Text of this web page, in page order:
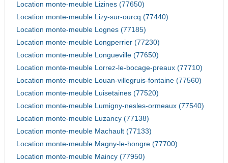
Location monte-meuble Lizines (77650)
Location monte-meuble Lizy-sur-ourcq (77440)
Location monte-meuble Lognes (77185)
Location monte-meuble Longperrier (77230)
Location monte-meuble Longueville (77650)
Location monte-meuble Lorrez-le-bocage-preaux (77710)
Location monte-meuble Louan-villegruis-fontaine (77560)
Location monte-meuble Luisetaines (77520)
Location monte-meuble Lumigny-nesles-ormeaux (77540)
Location monte-meuble Luzancy (77138)
Location monte-meuble Machault (77133)
Location monte-meuble Magny-le-hongre (77700)
Location monte-meuble Maincy (77950)